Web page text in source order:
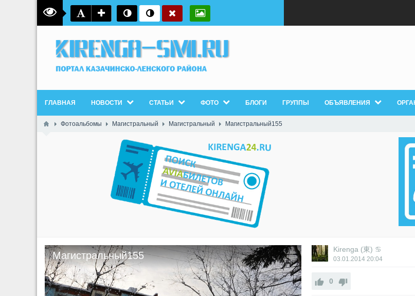
ГЛАВНАЯ НОВОСТИ СТАТЬИ ФОТО БЛОГИ ГРУППЫ ОБЪЯВЛЕНИЯ
Фотоальбомы Магистральный Магистральный Магистральный155
Магистральный155
Kirenga (東) ♋
03.01.2014 20:04
0